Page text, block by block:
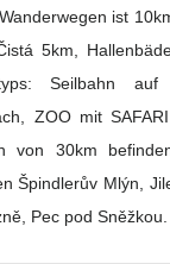
ist
5km,
Seilbahn
ZOO mit
von 30km
Špindlerův Mlýn,
Pec pod Sněžkou.